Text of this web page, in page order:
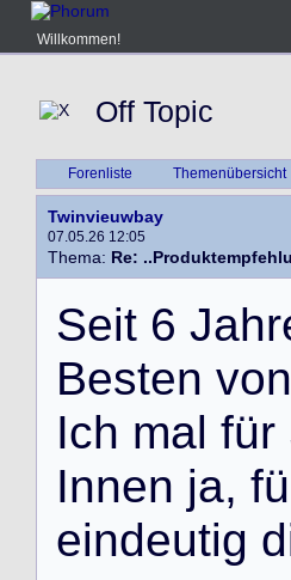
Willkommen!
Off Topic
Forenliste Themenübersicht
Twinvieuwbay
07.05.26 12:05
Thema: Re:
Seit 6 Jahr
Besten von
Ich mal für
Innen ja, fü
eindeutig d